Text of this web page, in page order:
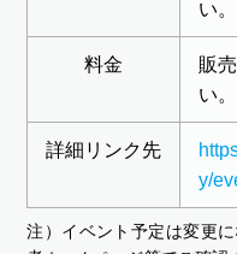
い。
料金
販
い。
詳細リンク先
y/
注）イベント予定は変更